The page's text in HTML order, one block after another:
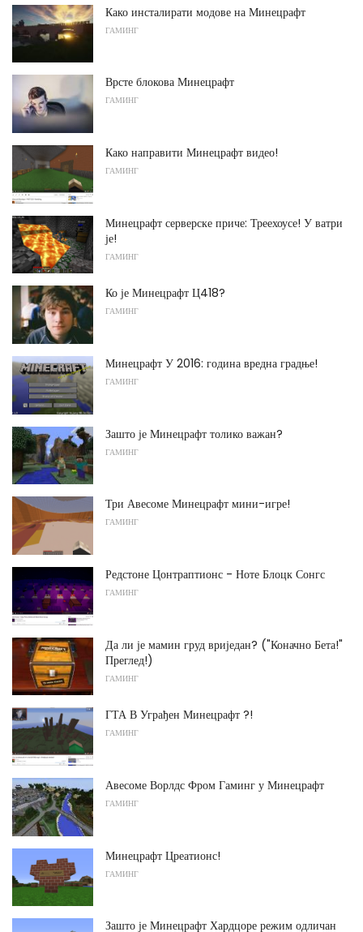
Како инсталирати модове на Минецрафт
ГАМИНГ
Врсте блокова Минецрафт
ГАМИНГ
Како направити Минецрафт видео!
ГАМИНГ
Минецрафт серверске приче: Треехоусе! У ватри
је!
ГАМИНГ
Ко је Минецрафт Ц418?
ГАМИНГ
Минецрафт У 2016: година вредна градње!
ГАМИНГ
Зашто је Минецрафт толико важан?
ГАМИНГ
Три Авесоме Минецрафт мини-игре!
ГАМИНГ
Редстоне Цонтраптионс - Ноте Блоцк Сонгс
ГАМИНГ
Да ли је мамин груд вриједан? ("Коначно Бета!"
Преглед!)
ГАМИНГ
ГТА В Уграђен Минецрафт ?!
ГАМИНГ
Авесоме Ворлдс Фром Гаминг у Минецрафт
ГАМИНГ
Минецрафт Цреатионс!
ГАМИНГ
Зашто је Минецрафт Хардцоре режим одличан